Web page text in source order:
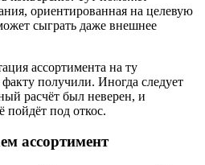
ориентированная на целевую
сыграть даже внешнее
ассортимента на ту
получили. Иногда следует
расчёт был неверен, и
пойдёт под откос.
ассортимент